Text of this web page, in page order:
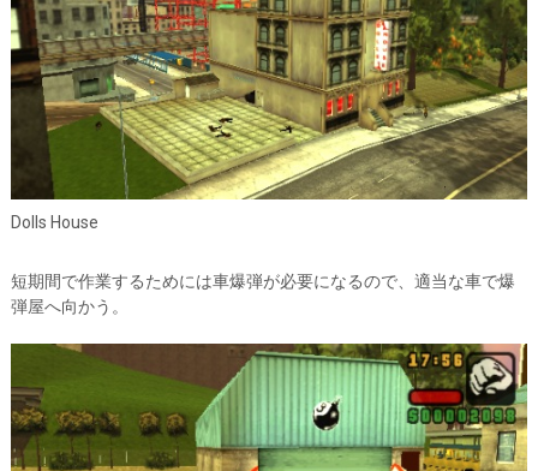
Dolls House
短期間で作業するためには車爆弾が必要になるので、適当な車で爆
弾屋へ向かう。